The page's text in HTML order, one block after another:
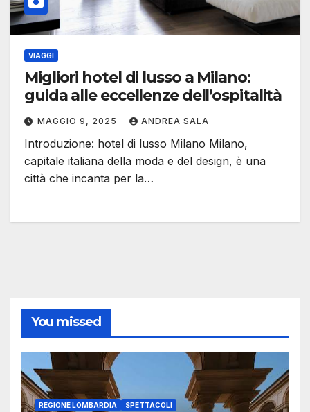
VIAGGI
Migliori hotel di lusso a Milano:
guida alle eccellenze dell’ospitalità
MAGGIO 9, 2025 ANDREA SALA
Introduzione: hotel di lusso Milano Milano,
capitale italiana della moda e del design, è una
città che incanta per la…
You missed
REGIONE LOMBARDIA SPETTACOLI